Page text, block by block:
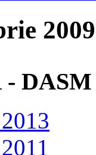
2009
DASM